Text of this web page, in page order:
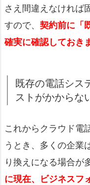
さえ間違えなければ
すので、 契約前に「
確実に確認しておき
既存の電話シス
ストがかからな
これからクラウド電
うとき、多くの企業
り換えになる場合が
に現在、ビジネスフ